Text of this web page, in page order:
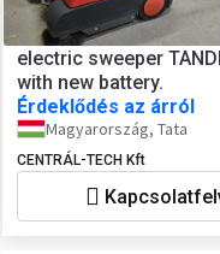
electric sweeper
with new battery.
Érdeklődés az árról
Magyarország, Tata
CENTRÁL-TECH Kft